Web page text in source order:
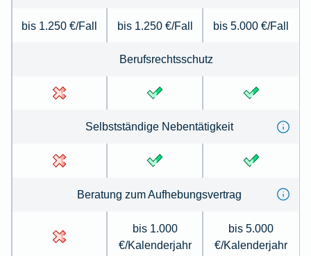
bis 1.250 €/Fall bis 1.250 €/Fall bis 5.000 €/Fall
Berufsrechtsschutz
Selbstständige Nebentätigkeit
Beratung zum Aufhebungsvertrag
bis 1.000
€/Kalenderjahr
bis 5.000
€/Kalenderjahr